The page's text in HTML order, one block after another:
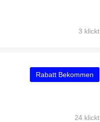
3 klickt
Rabatt Bekommen
24 klickt